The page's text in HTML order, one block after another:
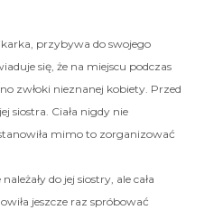
przybywa do swojego
się, że na miejscu podczas
zwłoki nieznanej kobiety. Przed
siostra. Ciała nigdy nie
mimo to zorganizować
do jej siostry, ale cała
jeszcze raz spróbować